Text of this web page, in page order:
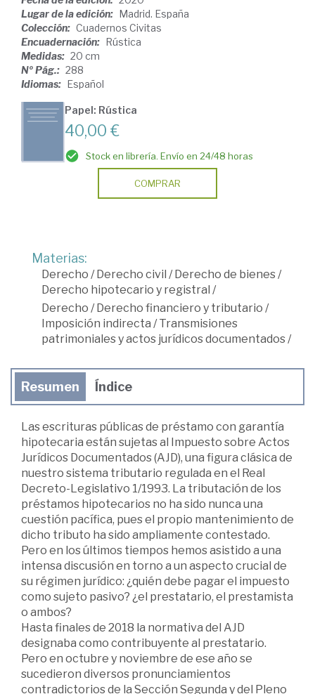
Lugar de la edición: Madrid. España
Colección: Cuadernos Civitas
Encuadernación: Rústica
Medidas: 20 cm
Nº Pág.: 288
Idiomas: Español
Papel: Rústica
40,00 €
Stock en librería. Envío en 24/48 horas
COMPRAR
Materias:
Derecho / Derecho civil / Derecho de bienes/
Derecho hipotecario y registral /
Derecho / Derecho financiero y tributario /
Imposición indirecta /Transmisiones
patrimoniales y actos jurídicos documentados/
Resumen Índice
Las escrituras públicas de préstamo con garantía
hipotecaria están sujetas al Impuesto sobre Actos
Jurídicos Documentados (AJD), una figura clásica de
nuestro sistema tributario regulada en el Real
Decreto-Legislativo 1/1993. La tributación de los
préstamos hipotecarios no ha sido nunca una
cuestión pacífica, pues el propio mantenimiento de
dicho tributo ha sido ampliamente contestado.
Pero en los últimos tiempos hemos asistido a una
intensa discusión en torno a un aspecto crucial de
su régimen jurídico: ¿quién debe pagar el impuesto
como sujeto pasivo? ¿el prestatario, el prestamista
o ambos?
Hasta finales de 2018 la normativa del AJD
designaba como contribuyente al prestatario.
Pero en octubre y noviembre de ese año se
sucedieron diversos pronunciamientos
contradictorios de la Sección Segunda y del Pleno